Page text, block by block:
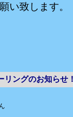
い致します。
リングのお知らせ